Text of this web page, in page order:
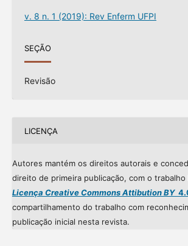
v. 8 n. 1 (2019): Rev Enferm UFPI
SEÇÃO
Revisão
LICENÇA
Autores mantém os direitos autorais e
direito de primeira publicação, com o
Licença Creative Commons Attibution BY
compartilhamento do trabalho com
publicação inicial nesta revista.